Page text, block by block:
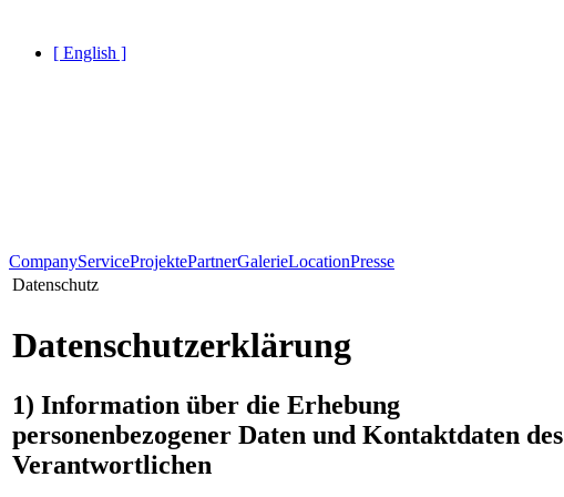
[ English ]
CompanyServiceProjektePartnerGalerieLocationPresse
Datenschutz
Datenschutzerklärung
1) Information über die Erhebung
personenbezogener Daten und Kontaktdaten des
Verantwortlichen